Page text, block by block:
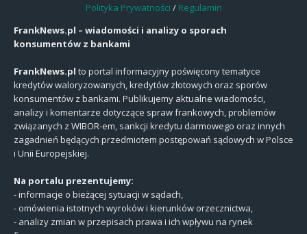
Polityka Prywatności / Regulamin
FrankNews.pl – wiadomości i analizy o sporach
konsumentów z bankami
FrankNews.pl to portal informacyjny poświęcony tematyce
kredytów waloryzowanych, kredytów złotowych oraz sporów
konsumentów z bankami. Publikujemy aktualne wiadomości,
analizy i komentarze dotyczące spraw frankowych, problemów
związanych z WIBOR-em, sankcji kredytu darmowego oraz innych
zagadnień będących przedmiotem postępowań sądowych w Polsce
i Unii Europejskiej.
Na portalu prezentujemy:
- informacje o bieżącej sytuacji w sądach,
- omówienia istotnych wyroków i kierunków orzecznictwa,
- analizy zmian w przepisach prawa i ich wpływu na rynek